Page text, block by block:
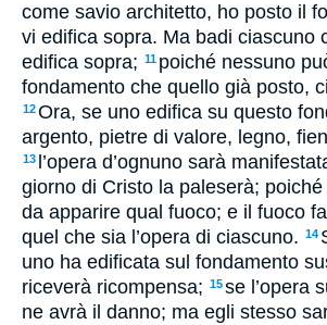
come savio architetto, ho posto il
vi edifica sopra. Ma badi ciascuno
edifica sopra; 11 poiché nessuno
fondamento che quello già posto,
12Ora, se uno edifica su questo
argento, pietre di valore, legno,
13 l’opera d’ognuno sarà
giorno di Cristo la paleserà;
da apparire qual fuoco; e il fuoco
quel che sia l’opera di ciascuno. 14
uno ha edificata sul fondamento
riceverà ricompensa; 15se l’opera
ne avrà il danno; ma egli stesso